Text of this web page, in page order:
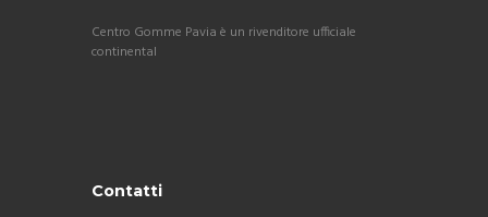
Centro Gomme Pavia è un rivenditore ufficiale
continental
Contatti